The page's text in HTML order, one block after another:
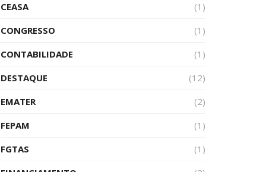
CEASA
(1)
CONGRESSO
(1)
CONTABILIDADE
(1)
DESTAQUE
(12)
EMATER
(2)
FEPAM
(1)
FGTAS
(1)